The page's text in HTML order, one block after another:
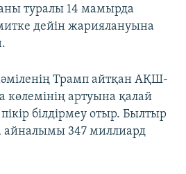
туралы 14 мамырда
дейін жариялануына
Трамп айтқан АҚШ-
көлемінің артуына қалай
пікір білдірмеу отыр. Былтыр
айналымы 347 миллиард